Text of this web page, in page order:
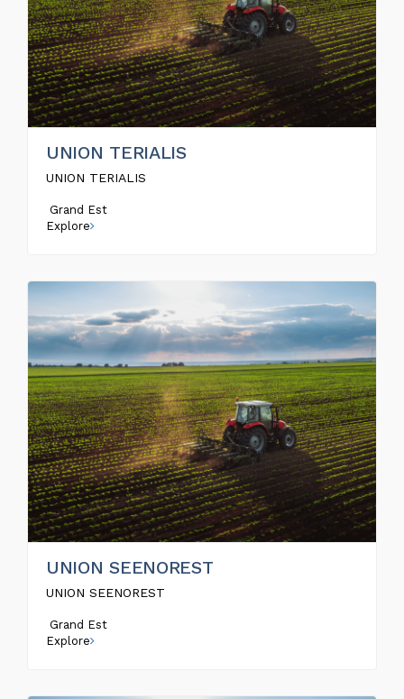
UNION TERIALIS
UNION TERIALIS
Grand Est
Explore
UNION SEENOREST
UNION SEENOREST
Grand Est
Explore